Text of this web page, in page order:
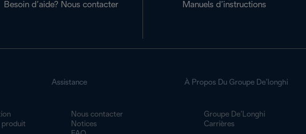
Besoin d’aide? Nous contacter Manuels d’instructions
produit
Assistance
Nous contacter
Notices
À Propos Du Groupe De’longhi
Groupe De’Longhi
Carrières